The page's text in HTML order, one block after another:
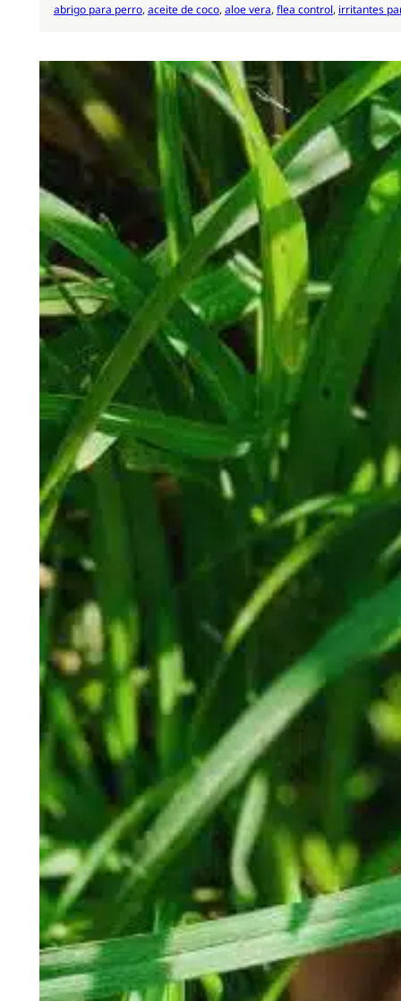
abrigo para perro, aceite de coco, aloe vera, flea control, irritantes